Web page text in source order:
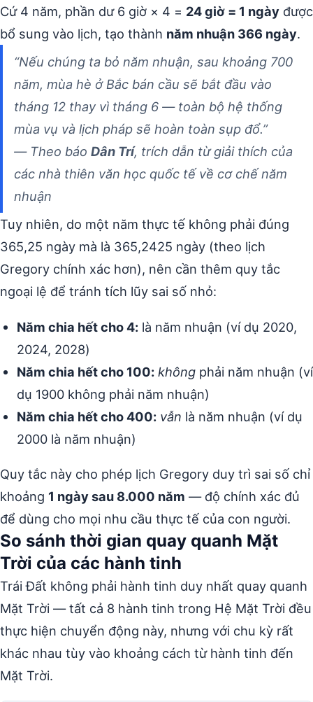
Cứ 4 năm, phần dư 6 giờ × 4 = 24 giờ = 1 ngày được
bổ sung vào lịch, tạo thành năm nhuận 366 ngày.
“Nếu chúng ta bỏ năm nhuận, sau khoảng 700
năm, mùa hè ở Bắc bán cầu sẽ bắt đầu vào
tháng 12 thay vì tháng 6 — toàn bộ hệ thống
mùa vụ và lịch pháp sẽ hoàn toàn sụp đổ.”
— Theo báo Dân Trí, trích dẫn từ giải thích của
các nhà thiên văn học quốc tế về cơ chế năm
nhuận
Tuy nhiên, do một năm thực tế không phải đúng
365,25 ngày mà là 365,2425 ngày (theo lịch
Gregory chính xác hơn), nên cần thêm quy tắc
ngoại lệ để tránh tích lũy sai số nhỏ:
Năm chia hết cho 4: là năm nhuận (ví dụ 2020,
2024, 2028)
Năm chia hết cho 100: không phải năm nhuận (ví
dụ 1900 không phải năm nhuận)
Năm chia hết cho 400: vẫn là năm nhuận (ví dụ
2000 là năm nhuận)
Quy tắc này cho phép lịch Gregory duy trì sai số chỉ
khoảng 1 ngày sau 8.000 năm — độ chính xác đủ
để dùng cho mọi nhu cầu thực tế của con người.
So sánh thời gian quay quanh Mặt
Trời của các hành tinh
Trái Đất không phải hành tinh duy nhất quay quanh
Mặt Trời — tất cả 8 hành tinh trong Hệ Mặt Trời đều
thực hiện chuyển động này, nhưng với chu kỳ rất
khác nhau tùy vào khoảng cách từ hành tinh đến
Mặt Trời.